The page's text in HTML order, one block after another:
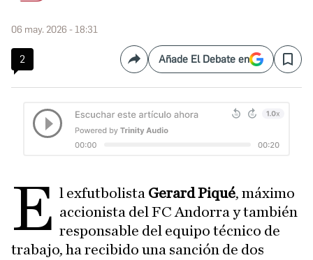
06 may. 2026 - 18:31
2 CompartirAñade El Debate en Save
E l exfutbolista Gerard Piqué, máximo
accionista del FC Andorra y también
responsable del equipo técnico de
trabajo, ha recibido una sanción de dos